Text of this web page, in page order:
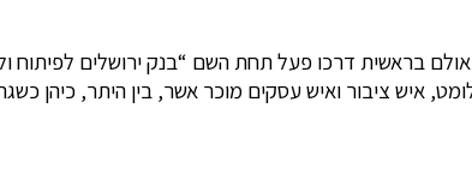
בנק ירושלים נוסד עוד בשנת 1963 אולם בראשית דרכו פעל תחת השם